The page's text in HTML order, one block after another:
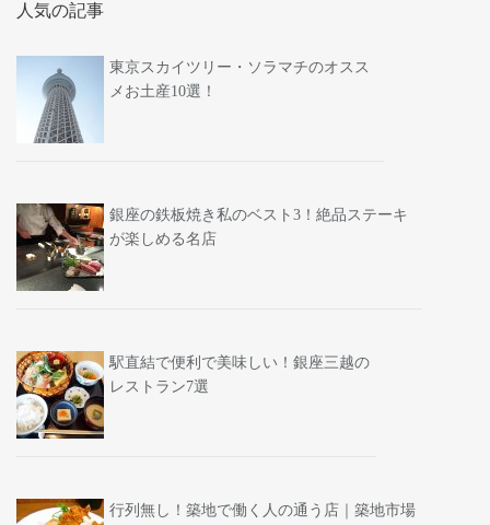
人気の記事
東京スカイツリー・ソラマチのオスス
メお土産10選！
銀座の鉄板焼き私のベスト3！絶品ステーキ
が楽しめる名店
駅直結で便利で美味しい！銀座三越の
レストラン7選
行列無し！築地で働く人の通う店｜築地市場